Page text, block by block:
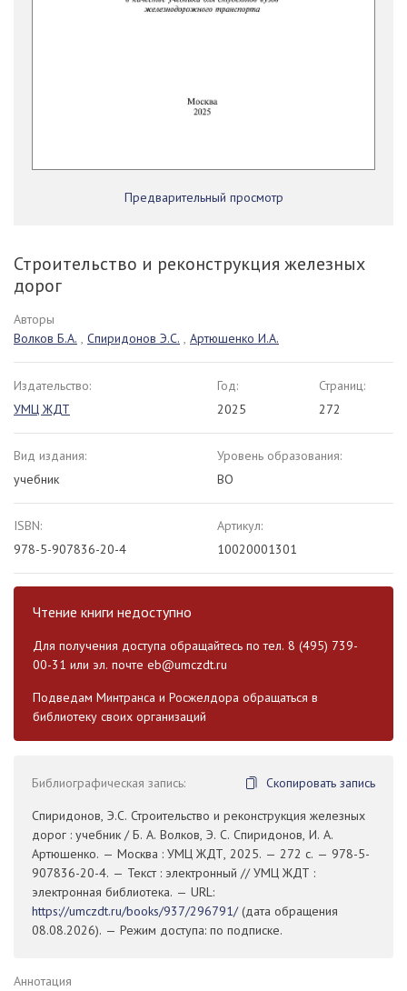
Предварительный просмотр
Строительство и реконструкция железных
дорог
Авторы
Волков Б.А.
Спиридонов Э.С. Артюшенко И.А.
Издательство:
УМЦ ЖДТ
Год:
2025
Страниц:
272
Вид издания:
учебник
Уровень образования:
ВО
ISBN:
978-5-907836-20-4
Артикул:
10020001301
Чтение книги недоступно
Для получения доступа обращайтесь по тел. 8 (495) 739-
00-31 или эл. почте eb@umczdt.ru
Подведам Минтранса и Росжелдора обращаться в
библиотеку своих организаций
Библиографическая запись:
Скопировать запись
Спиридонов, Э.С. Строительство и реконструкция железных
дорог : учебник / Б. А. Волков, Э. С. Спиридонов, И. А.
Артюшенко. — Москва : УМЦ ЖДТ, 2025. — 272 с. — 978-5-
907836-20-4. — Текст : электронный // УМЦ ЖДТ :
электронная библиотека. — URL:
https://umczdt.ru/books/937/296791/(дата обращения
08.08.2026). — Режим доступа: по подписке.
Аннотация